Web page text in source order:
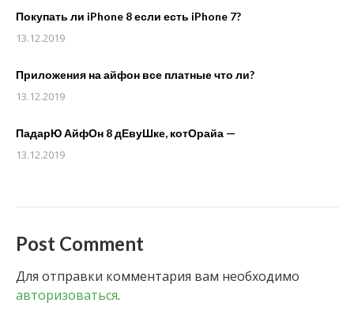
Покупать ли iPhone 8 если есть iPhone 7?
13.12.2019
Приложения на айфон все платные что ли?
13.12.2019
ПадарЮ АйфОн 8 дЕвуШке, котОрайа —
13.12.2019
Post Comment
Для отправки комментария вам необходимо
авторизоваться.